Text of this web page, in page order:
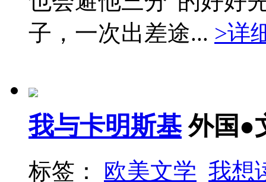
子，一次出差途... >详
我与卡明斯基 外国●
标签： 欧美文学 我想